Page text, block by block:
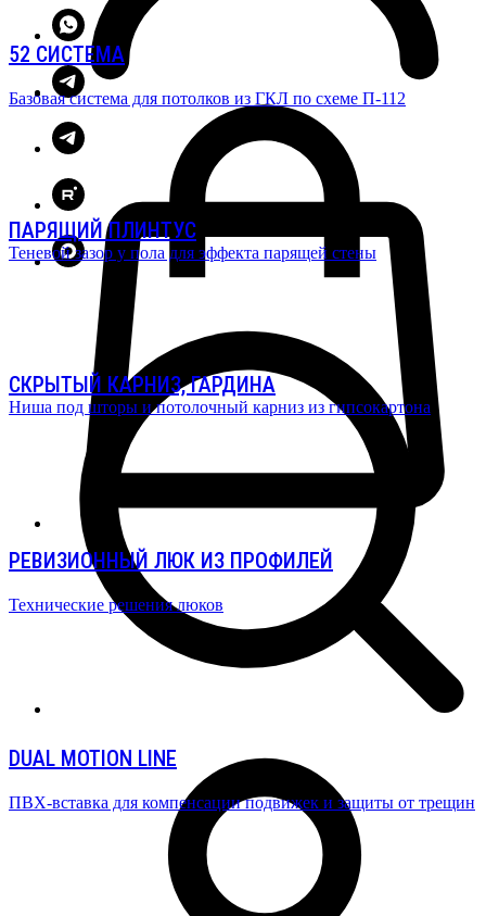
52 СИСТЕМА
Базовая система для потолков из ГКЛ по схеме П-112
ПАРЯЩИЙ ПЛИНТУС
Теневой зазор у пола для эффекта парящей стены
СКРЫТЫЙ КАРНИЗ, ГАРДИНА
Ниша под шторы и потолочный карниз из гипсокартона
РЕВИЗИОННЫЙ ЛЮК ИЗ ПРОФИЛЕЙ
Технические решения люков
DUAL MOTION LINE
ПВХ-вставка для компенсации подвижек и защиты от трещин